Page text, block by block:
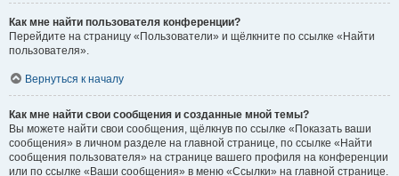
Как мне найти пользователя конференции?
Перейдите на страницу «Пользователи» и щёлкните по ссылке «Найти
пользователя».
Вернуться к началу
Как мне найти свои сообщения и созданные мной темы?
Вы можете найти свои сообщения, щёлкнув по ссылке «Показать ваши
сообщения» в личном разделе на главной странице, по ссылке «Найти
сообщения пользователя» на странице вашего профиля на конференции
или по ссылке «Ваши сообщения» в меню «Ссылки» на главной странице.